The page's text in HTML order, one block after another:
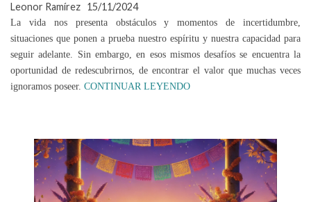
Leonor Ramírez 15/11/2024
La vida nos presenta obstáculos y momentos de incertidumbre,
situaciones que ponen a prueba nuestro espíritu y nuestra capacidad para
seguir adelante. Sin embargo, en esos mismos desafíos se encuentra la
oportunidad de redescubrirnos, de encontrar el valor que muchas veces
ignoramos poseer. CONTINUAR LEYENDO